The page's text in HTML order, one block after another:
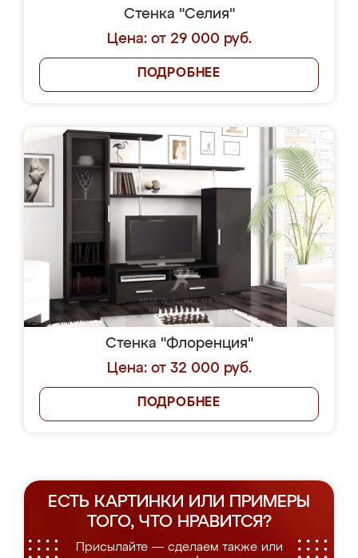
Стенка "Селия"
Цена: от 29 000 руб.
ПОДРОБНЕЕ
Стенка "Флоренция"
Цена: от 32 000 руб.
ПОДРОБНЕЕ
ЕСТЬ КАРТИНКИ ИЛИ ПРИМЕРЫ
ТОГО, ЧТО НРАВИТСЯ?
Присылайте — сделаем также или